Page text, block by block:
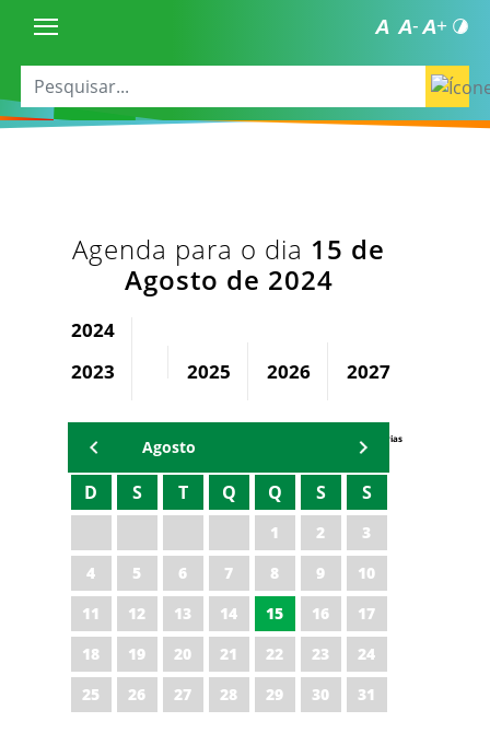
Agenda para o dia 15 de
Agosto de 2024
2024
2023
2025 2026 2027
Agenda Secretárias
Agosto
D S T Q Q S S
1 2
3
4
5 6 7 8 9
10
11
12 13 14 15 16
17
18
19 20 21 22 23
24
25
26 27 28 29 30 31